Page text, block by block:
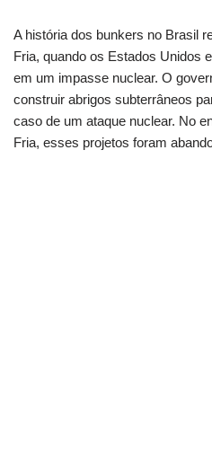
A história dos bunkers no Brasil
Fria, quando os Estados Unidos
em um impasse nuclear. O
construir abrigos subterrâneos
caso de um ataque nuclear. No
Fria, esses projetos foram